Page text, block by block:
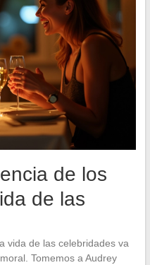
de los
de las
vida de las celebridades va
Tomemos a Audrey